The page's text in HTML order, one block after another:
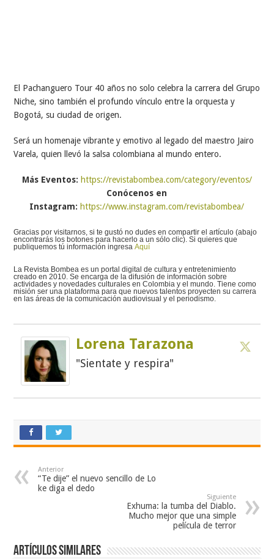
El Pachanguero Tour 40 años no solo celebra la carrera del Grupo
Niche, sino también el profundo vínculo entre la orquesta y
Bogotá, su ciudad de origen.
Será un homenaje vibrante y emotivo al legado del maestro Jairo
Varela, quien llevó la salsa colombiana al mundo entero.
Más Eventos: https://revistabombea.com/category/eventos/
Conócenos en
Instagram: https://www.instagram.com/revistabombea/
Gracias por visitarnos, si te gustó no dudes en compartir el artículo (abajo
encontrarás los botones para hacerlo a un sólo clic). Si quieres que
publiquemos tú información ingresaAquí
La Revista Bombea es un portal digital de cultura y entretenimiento
creado en 2010. Se encarga de la difusión de información sobre
actividades y novedades culturales en Colombia y el mundo. Tiene como
misión ser una plataforma para que nuevos talentos proyecten su carrera
en las áreas de la comunicación audiovisual y el periodismo.
Lorena Tarazona
"Sientate y respira"
Anterior
“Te dije” el nuevo sencillo de Lo
ke diga el dedo
Siguiente
Exhuma: la tumba del Diablo.
Mucho mejor que una simple
película de terror
Artículos similares